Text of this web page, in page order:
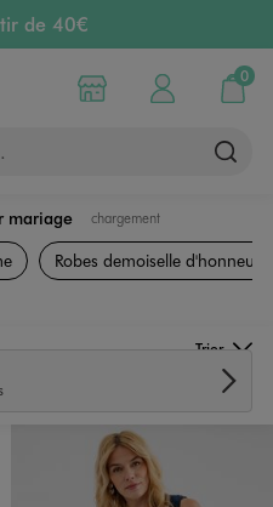
de 40€
en magasin
jours
Choisir mon magasin
Mon compte
0
Mon
mariage chargement
Robes demoiselle d'honneur
Trier